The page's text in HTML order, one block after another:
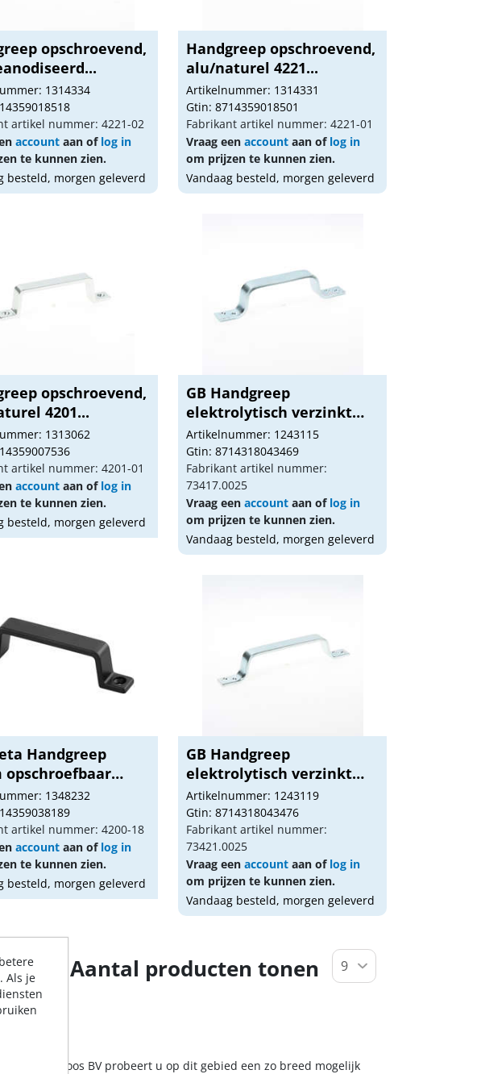
opschroevend,
1314334
artikel nummer: 4221-02
account aan of log in
te kunnen zien.
besteld, morgen geleverd
Handgreep opschroevend,
alu/naturel 4221...
Artikelnummer: 1314331
Gtin: 8714359018501
Fabrikant artikel nummer: 4221-01
Vraag eenaccount aan of log in
om prijzen te kunnen zien.
Vandaag besteld, morgen geleverd
opschroevend,
4201...
1313062
artikel nummer: 4201-01
account aan of log in
te kunnen zien.
besteld, morgen geleverd
GB Handgreep
elektrolytisch verzinkt
170...
Artikelnummer: 1243115
Gtin: 8714318043469
Fabrikant artikel nummer:
73417.0025
Vraag eenaccount aan of log in
om prijzen te kunnen zien.
Vandaag besteld, morgen geleverd
Handgreep
opschroefbaar
1348232
artikel nummer: 4200-18
account aan of log in
te kunnen zien.
besteld, morgen geleverd
GB Handgreep
elektrolytisch verzinkt
210...
Artikelnummer: 1243119
Gtin: 8714318043476
Fabrikant artikel nummer:
73421.0025
Vraag eenaccount aan of log in
om prijzen te kunnen zien.
Vandaag besteld, morgen geleverd
Aantal producten tonen
Jong & Roos BV probeert u op dit gebied een zo breed mogelijk
Als je